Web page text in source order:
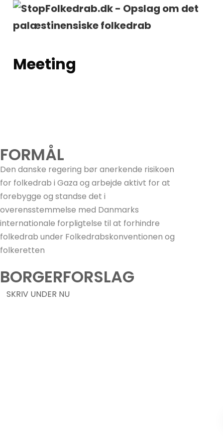
Meeting
FORMÅL
Den danske regering bør anerkende risikoen
for folkedrab i Gaza og arbejde aktivt for at
forebygge og standse det i
overensstemmelse med Danmarks
internationale forpligtelse til at forhindre
folkedrab under Folkedrabskonventionen og
folkeretten
BORGERFORSLAG
SKRIV UNDER NU